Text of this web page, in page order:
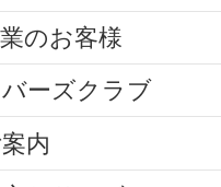
のお客様
ーズクラブ
内